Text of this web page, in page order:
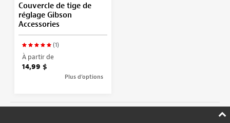
Couvercle de tige de
réglage Gibson
Accessories
(1)
À partir de
14,99 $
Plus d’options